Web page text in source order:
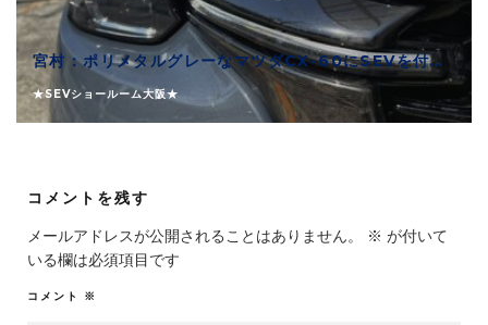
宮村：ポリメタルグレーなマツダCX-60にSEVを付けました
★SEVショールーム大阪★
コメントを残す
メールアドレスが公開されることはありません。 ※ が付いて
いる欄は必須項目です
コメント ※